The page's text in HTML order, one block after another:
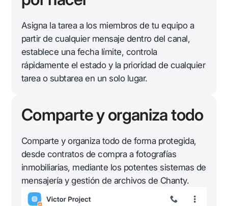
Asigna la tarea a los miembros de tu equipo a
partir de cualquier mensaje dentro del canal,
establece una fecha límite, controla
rápidamente el estado y la prioridad de cualquier
tarea o subtarea en un solo lugar.
Comparte y organiza todo
Comparte y organiza todo de forma protegida,
desde contratos de compra a fotografías
inmobiliarias, mediante los potentes sistemas de
mensajería y gestión de archivos de Chanty.